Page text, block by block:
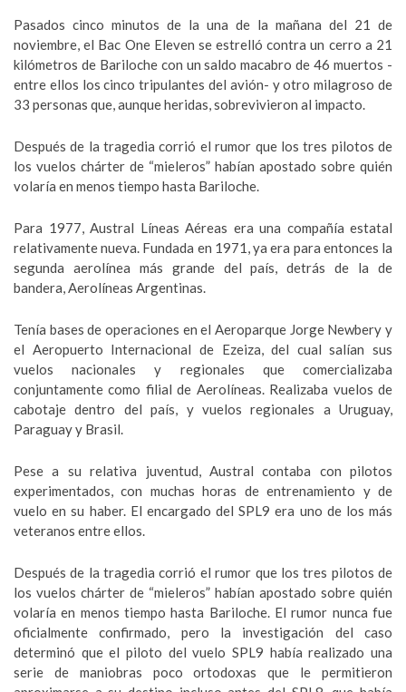
Pasados cinco minutos de la una de la mañana del 21 de
noviembre, el Bac One Eleven se estrelló contra un cerro a 21
kilómetros de Bariloche con un saldo macabro de 46 muertos -
entre ellos los cinco tripulantes del avión- y otro milagroso de
33 personas que, aunque heridas, sobrevivieron al impacto.
Después de la tragedia corrió el rumor que los tres pilotos de
los vuelos chárter de “mieleros” habían apostado sobre quién
volaría en menos tiempo hasta Bariloche.
Para 1977, Austral Líneas Aéreas era una compañía estatal
relativamente nueva. Fundada en 1971, ya era para entonces la
segunda aerolínea más grande del país, detrás de la de
bandera, Aerolíneas Argentinas.
Tenía bases de operaciones en el Aeroparque Jorge Newbery y
el Aeropuerto Internacional de Ezeiza, del cual salían sus
vuelos nacionales y regionales que comercializaba
conjuntamente como filial de Aerolíneas. Realizaba vuelos de
cabotaje dentro del país, y vuelos regionales a Uruguay,
Paraguay y Brasil.
Pese a su relativa juventud, Austral contaba con pilotos
experimentados, con muchas horas de entrenamiento y de
vuelo en su haber. El encargado del SPL9 era uno de los más
veteranos entre ellos.
Después de la tragedia corrió el rumor que los tres pilotos de
los vuelos chárter de “mieleros” habían apostado sobre quién
volaría en menos tiempo hasta Bariloche. El rumor nunca fue
oficialmente confirmado, pero la investigación del caso
determinó que el piloto del vuelo SPL9 había realizado una
serie de maniobras poco ortodoxas que le permitieron